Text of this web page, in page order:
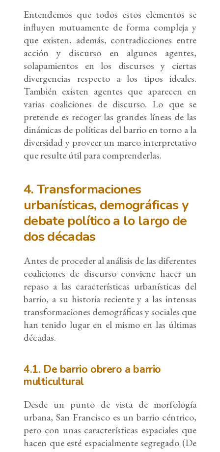
Entendemos que todos estos elementos se
influyen mutuamente de forma compleja y
que existen, además, contradicciones entre
acción y discurso en algunos agentes,
solapamientos en los discursos y ciertas
divergencias respecto a los tipos ideales.
También existen agentes que aparecen en
varias coaliciones de discurso. Lo que se
pretende es recoger las grandes líneas de las
dinámicas de políticas del barrio en torno a la
diversidad y proveer un marco interpretativo
que resulte útil para comprenderlas.
4. Transformaciones
urbanísticas, demográficas y
debate político a lo largo de
dos décadas
Antes de proceder al análisis de las diferentes
coaliciones de discurso conviene hacer un
repaso a las características urbanísticas del
barrio, a su historia reciente y a las intensas
transformaciones demográficas y sociales que
han tenido lugar en el mismo en las últimas
décadas.
4.1. De barrio obrero a barrio
multicultural
Desde un punto de vista de morfología
urbana, San Francisco es un barrio céntrico,
pero con unas características espaciales que
hacen que esté espacialmente segregado (De